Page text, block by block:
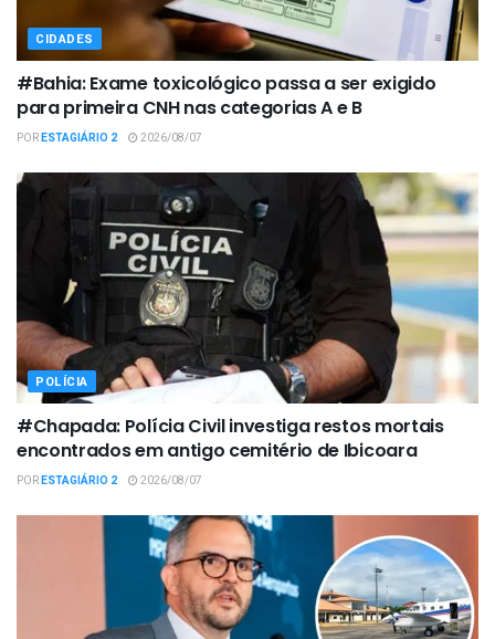
CIDADES
#Bahia: Exame toxicológico passa a ser exigido
para primeira CNH nas categorias A e B
PORESTAGIÁRIO 2 2026/08/07
POLÍCIA
#Chapada: Polícia Civil investiga restos mortais
encontrados em antigo cemitério de Ibicoara
PORESTAGIÁRIO 2 2026/08/07